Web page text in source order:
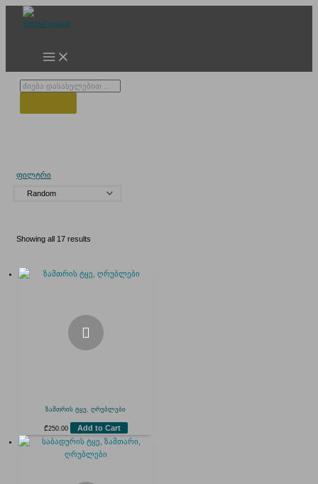
Products
ფილტრი
Showing all 17 results
ზამთრის ტყე, ღრუბლები
₾250.00 Add to Cart